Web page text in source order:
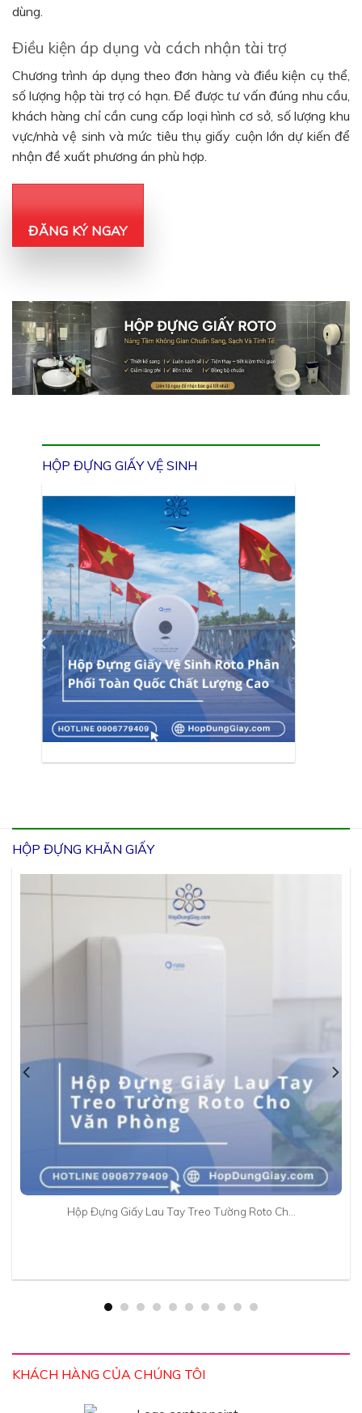
dùng.
Điều kiện áp dụng và cách nhận tài trợ
Chương trình áp dụng theo đơn hàng và điều kiện cụ thể,
số lượng hộp tài trợ có hạn. Để được tư vấn đúng nhu cầu,
khách hàng chỉ cần cung cấp loại hình cơ sở, số lượng khu
vực/nhà vệ sinh và mức tiêu thụ giấy cuộn lớn dự kiến để
nhận đề xuất phương án phù hợp.
ĐĂNG KÝ NGAY
HỘP ĐỰNG GIẤY VỆ SINH
HỘP ĐỰNG KHĂN GIẤY
Hộp Đựng Giấy Lau Tay Treo Tường Roto Ch…
KHÁCH HÀNG CỦA CHÚNG TÔI